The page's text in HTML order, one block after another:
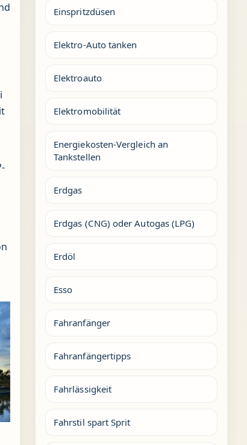
Einspritzdüsen
Elektro-Auto tanken
Elektroauto
Elektromobilität
Energiekosten-Vergleich an
Tankstellen
Erdgas
Erdgas (CNG) oder Autogas (LPG)
Erdöl
Esso
Fahranfänger
Fahranfängertipps
Fahrlässigkeit
Fahrstil spart Sprit